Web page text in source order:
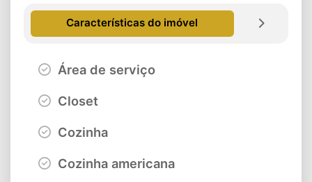
Características do imóvel
Área de serviço
Closet
Cozinha
Cozinha americana